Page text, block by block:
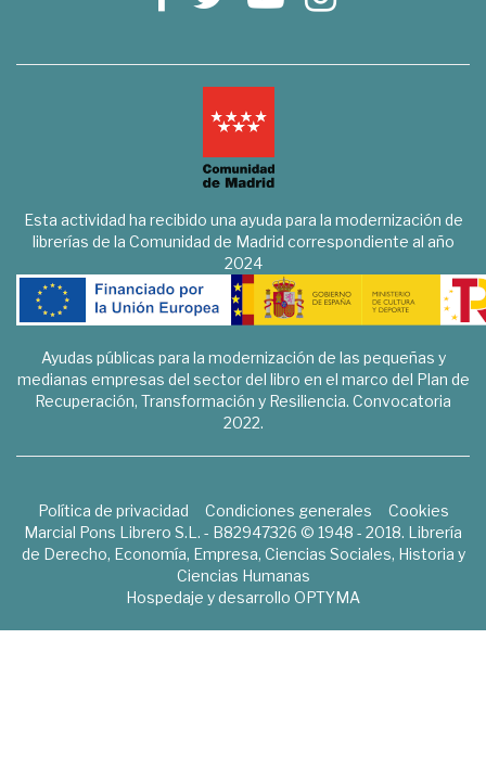
Esta actividad ha recibido una ayuda para la modernización de
librerías de la Comunidad de Madrid correspondiente al año
2024
Ayudas públicas para la modernización de las pequeñas y
medianas empresas del sector del libro en el marco del Plan de
Recuperación, Transformación y Resiliencia. Convocatoria
2022.
Política de privacidad Condiciones generales
Cookies
Marcial Pons Librero S.L. - B82947326 © 1948 - 2018. Librería
de Derecho, Economía, Empresa, Ciencias Sociales, Historia y
Ciencias Humanas
Hospedaje y desarrollo OPTYMA